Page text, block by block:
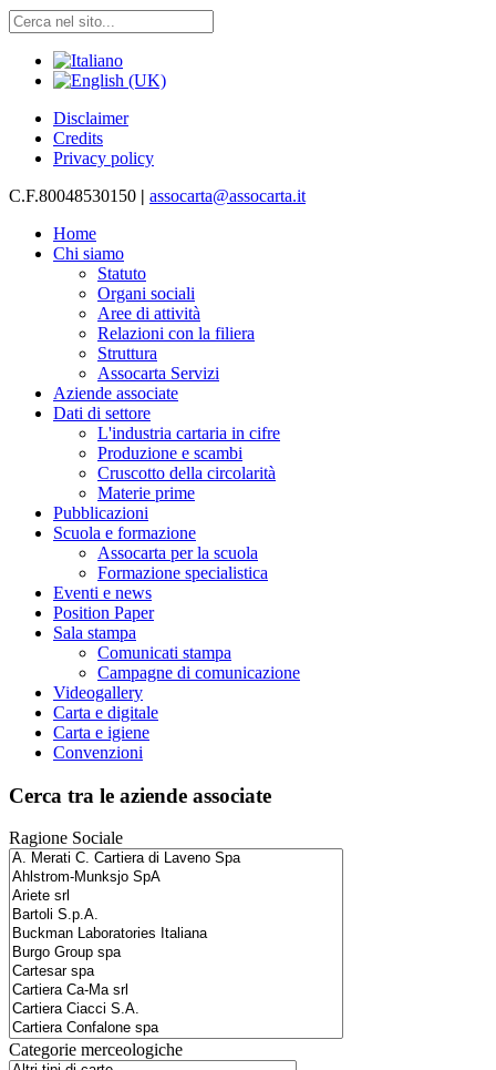
Disclaimer
Credits
Privacy policy
C.F.80048530150 | assocarta@assocarta.it
Home
Chi siamo
Statuto
Organi sociali
Aree di attività
Relazioni con la filiera
Struttura
Assocarta Servizi
Aziende associate
Dati di settore
L'industria cartaria in cifre
Produzione e scambi
Cruscotto della circolarità
Materie prime
Pubblicazioni
Scuola e formazione
Assocarta per la scuola
Formazione specialistica
Eventi e news
Position Paper
Sala stampa
Comunicati stampa
Campagne di comunicazione
Videogallery
Carta e digitale
Carta e igiene
Convenzioni
Cerca tra le aziende associate
Ragione Sociale
Categorie merceologiche